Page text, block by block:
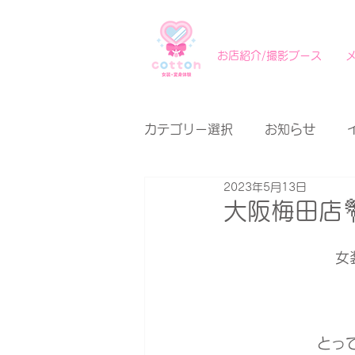
お店紹介/撮影ブース
カテゴリー選択 お知らせ
大阪梅田店
2023年5月13日
女
とっ